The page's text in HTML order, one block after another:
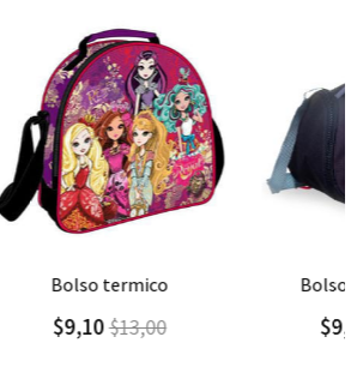
Detalle Agregar Detalle
bolso termico cool